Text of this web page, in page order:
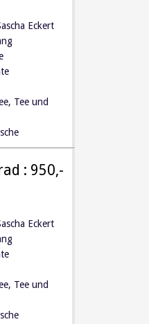
Eckert
Tee und
: 950,-
Eckert
Tee und